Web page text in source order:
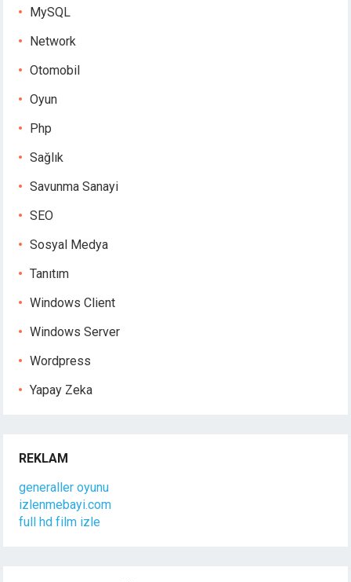
MySQL
Network
Otomobil
Oyun
Php
Sağlık
Savunma Sanayi
SEO
Sosyal Medya
Tanıtım
Windows Client
Windows Server
Wordpress
Yapay Zeka
REKLAM
generaller oyunu
izlenmebayi.com
full hd film izle